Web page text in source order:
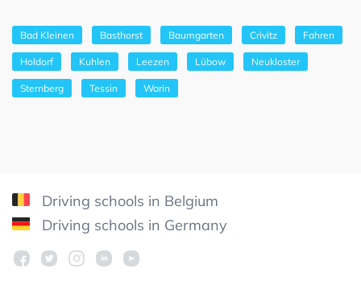
Bad Kleinen Basthorst Baumgarten Crivitz Fahren
Holdorf Kuhlen Leezen Lübow Neukloster
Sternberg Tessin Warin
Driving schools in Belgium
Driving schools in Germany